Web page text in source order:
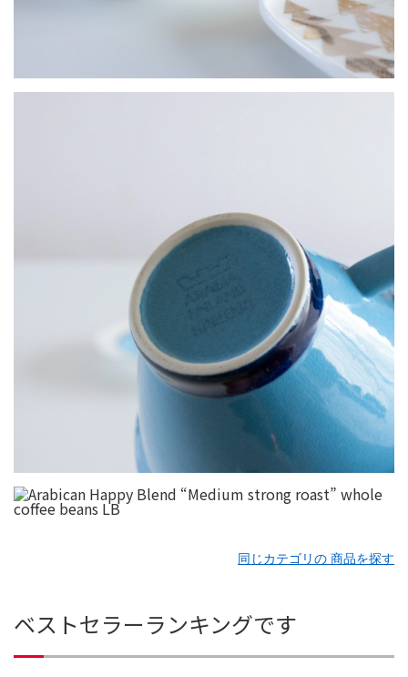
同じカテゴリの 商品を探す
ベストセラーランキングです